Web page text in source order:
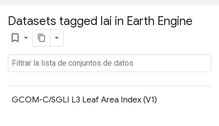
Datasets tagged lai in Earth Engine
bookmark_border
GCOM-C/SGLI L3 Leaf Area Index (V1)